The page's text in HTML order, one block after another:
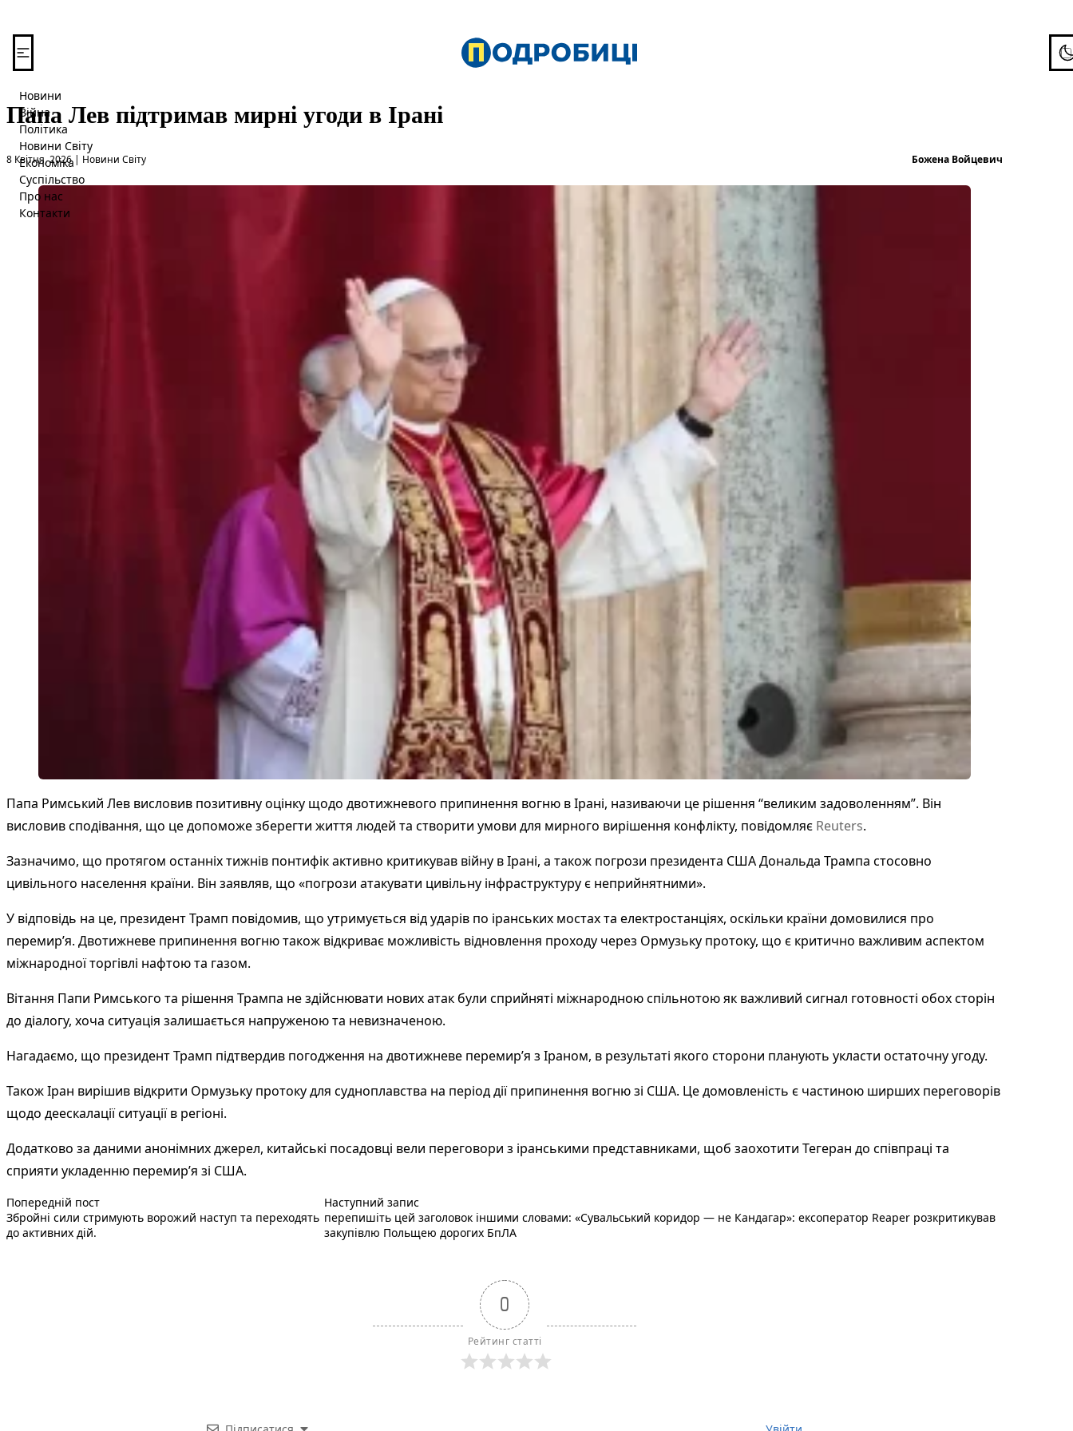
Новини
Війна
Політика
Новини Світу
Економіка
Суспільство
Про нас
Контакти
Папа Лев підтримав мирні угоди в Ірані
8 Квітня, 2026|
Опубліковано вНовини Світу Божена Войцевич
Папа Римський Лев висловив позитивну оцінку щодо двотижневого припинення вогню в Ірані, називаючи це рішення “великим задоволенням”. Він
висловив сподівання, що це допоможе зберегти життя людей та створити умови для мирного вирішення конфлікту, повідомляє Reuters.
Зазначимо, що протягом останніх тижнів понтифік активно критикував війну в Ірані, а також погрози президента США Дональда Трампа стосовно
цивільного населення країни. Він заявляв, що «погрози атакувати цивільну інфраструктуру є неприйнятними».
У відповідь на це, президент Трамп повідомив, що утримується від ударів по іранських мостах та електростанціях, оскільки країни домовилися про
перемир’я. Двотижневе припинення вогню також відкриває можливість відновлення проходу через Ормузьку протоку, що є критично важливим аспектом
міжнародної торгівлі нафтою та газом.
Вітання Папи Римського та рішення Трампа не здійснювати нових атак були сприйняті міжнародною спільнотою як важливий сигнал готовності обох сторін
до діалогу, хоча ситуація залишається напруженою та невизначеною.
Нагадаємо, що президент Трамп підтвердив погодження на двотижневе перемир’я з Іраном, в результаті якого сторони планують укласти остаточну угоду.
Також Іран вирішив відкрити Ормузьку протоку для судноплавства на період дії припинення вогню зі США. Це домовленість є частиною ширших переговорів
щодо деескалації ситуації в регіоні.
Додатково за даними анонімних джерел, китайські посадовці вели переговори з іранськими представниками, щоб заохотити Тегеран до співпраці та
сприяти укладенню перемир’я зі США.
Навігація
записів
Попередній постПопередній запис:
Збройні сили стримують ворожий наступ та переходять
до активних дій.
Наступний записНаступний пост :
перепишіть цей заголовок іншими словами: «Сувальський коридор — не Кандагар»: ексоператор Reaper розкритикував
закупівлю Польщею дорогих БпЛА
0
Рейтинг статті